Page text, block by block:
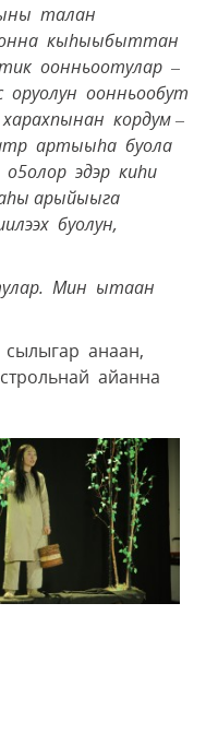
талан
кыhыыбыттан
оонньоотулар –
оонньообут
кордум –
артыыhа буола
эдэр киhи
hы арыйыыга
буолун,
Мин ытаан
анаан,
айанна